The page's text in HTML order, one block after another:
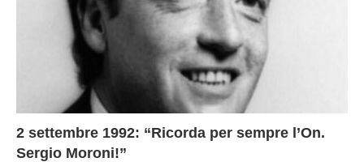
2 settembre 1992: “Ricorda per sempre l’On.
Sergio Moroni!”